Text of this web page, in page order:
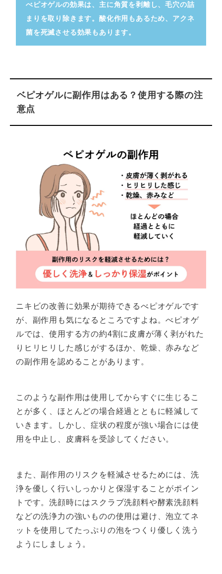
べピオゲルの効果は、主に角質を剥離し、毛穴の詰
まりを取り除きます。酸化作用もあるため、アクネ
菌を死滅させる効果もあります。
ベピオゲルに副作用はある？使用する際の注
意点
ニキビの改善に効果が期待できるべピオゲルです
が、副作用も気になるところですよね。べピオゲ
ルでは、使用する方の約4割に皮膚が薄く剥がれた
りヒリヒリした感じがするほか、乾燥、赤みなど
の副作用を認めることがあります。
このような副作用は使用してからすぐに生じるこ
とが多く、ほとんどの場合経過とともに軽減して
いきます。しかし、症状の程度が強い場合には使
用を中止し、皮膚科を受診してください。
また、副作用のリスクを軽減させるためには、洗
浄を優しく行いしっかりと保湿することがポイン
トです。洗顔時にはスクラブ洗顔料や酵素洗顔料
などの洗浄力の強いものの使用は避け、泡立てネ
ットを使用してたっぷりの泡をつくり優しく洗う
ようにしましょう。